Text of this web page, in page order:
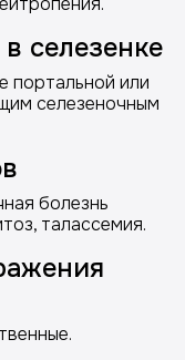
селезенке
портальной или
селезеночным
болезнь
талассемия.